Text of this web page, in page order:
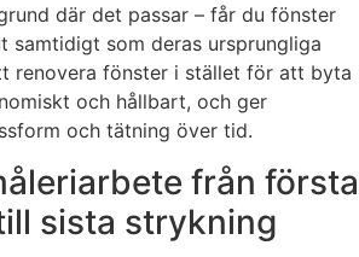
där det passar – får du fönster
samtidigt som deras ursprungliga
renovera fönster i stället för att byta
och hållbart, och ger
och tätning över tid.
från första
sista strykning